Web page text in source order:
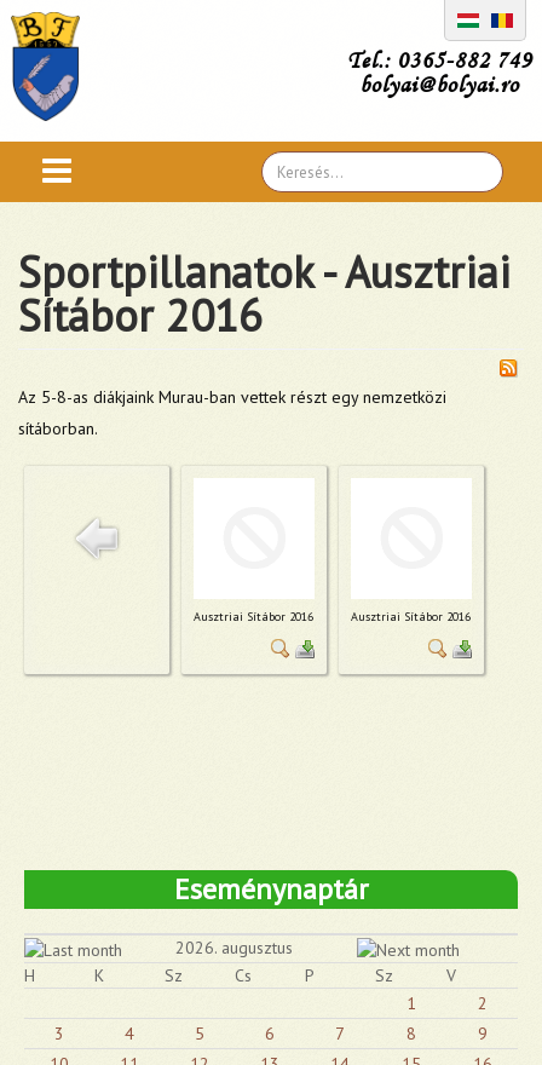
Tel.: 0365-882 749
bolyai@bolyai.ro
Search
...
Sportpillanatok - Ausztriai
Sítábor 2016
Az 5-8-as diákjaink Murau-ban vettek részt egy nemzetközi
sítáborban.
Ausztriai Sítábor 2016 Ausztriai Sítábor 2016
Eseménynaptár
2026. augusztus
H
K Sz Cs P Sz
V
1
2
3
4 5 6 7 8
9